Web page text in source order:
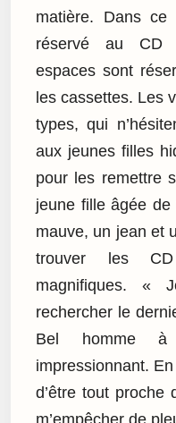
matière. Dans
réservé au CD
espaces sont
les cassettes. Les
types, qui
aux jeunes filles
pour les remettre
jeune fille âgée
mauve, un jean et
trouver les
magnifiques. «
rechercher le
Bel homme
impressionnant. En
d’être tout
m’empêcher de